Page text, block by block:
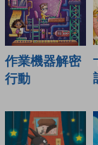
作業機器解密
行動